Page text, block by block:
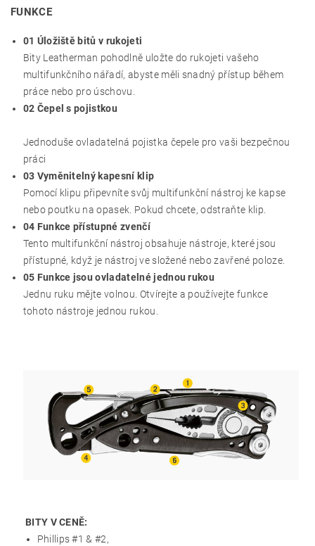
FUNKCE
01 Úložiště bitů v rukojeti
Bity Leatherman pohodlně uložte do rukojeti vašeho
multifunkčního nářadí, abyste měli snadný přístup během
práce nebo pro úschovu.
02 Čepel s pojistkou
Jednoduše ovladatelná pojistka čepele pro vaši bezpečnou
práci
03 Vyměnitelný kapesní klip
Pomocí klipu připevníte svůj multifunkční nástroj ke kapse
nebo poutku na opasek. Pokud chcete, odstraňte klip.
04 Funkce přístupné zvenčí
Tento multifunkční nástroj obsahuje nástroje, které jsou
přístupné, když je nástroj ve složené nebo zavřené poloze.
05 Funkce jsou ovladatelné jednou rukou
Jednu ruku mějte volnou. Otvírejte a používejte funkce
tohoto nástroje jednou rukou.
BITY V CENĚ:
Phillips #1 & #2,